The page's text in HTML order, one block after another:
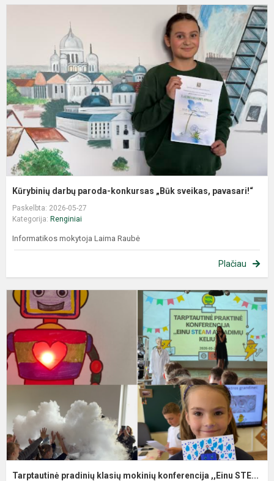
Kūrybinių darbų paroda-konkursas „Būk sveikas, pavasari!“
Paskelbta: 2026-05-27
Kategorija: Renginiai
Informatikos mokytoja Laima Raubė
Plačiau
Tarptautinė pradinių klasių mokinių konferencija ,,Einu STE...